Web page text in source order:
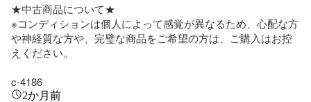
★中古商品について★
※コンディションは個人によって感覚が異なるため、心配な方
や神経質な方や、完璧な商品をご希望の方は、ご購入はお控
えください。
c-4186
2か月前